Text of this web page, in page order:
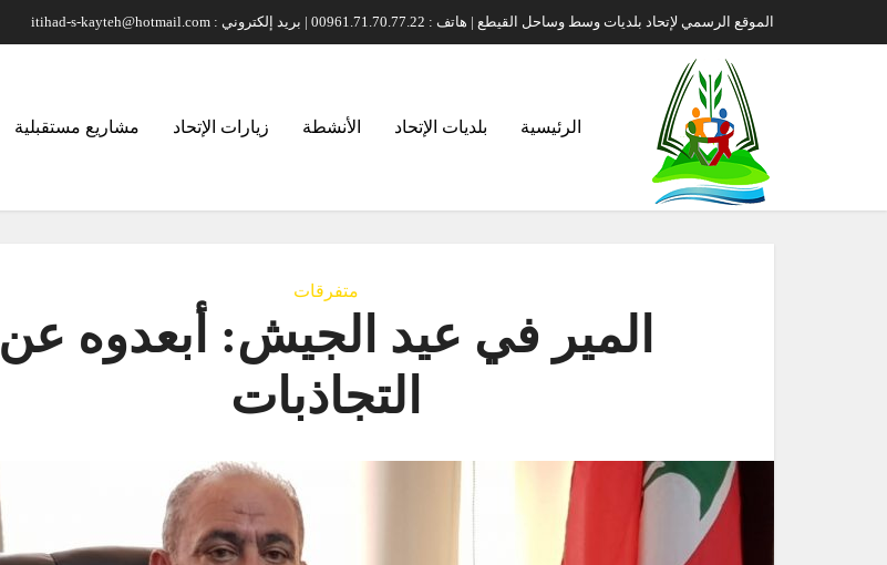
الموقع الرسمي لإتحاد بلديات وسط وساحل القيطع | هاتف : 00961.71.70.77.22 | بريد إلكتروني : itihad-s-kayteh@hotmail.com
الرئيسية بلديات الإتحاد الأنشطة زيارات الإتحاد مشاريع مستقبلية
متفرقات
المير في عيد الجيش: أبعدوه عن
التجاذبات